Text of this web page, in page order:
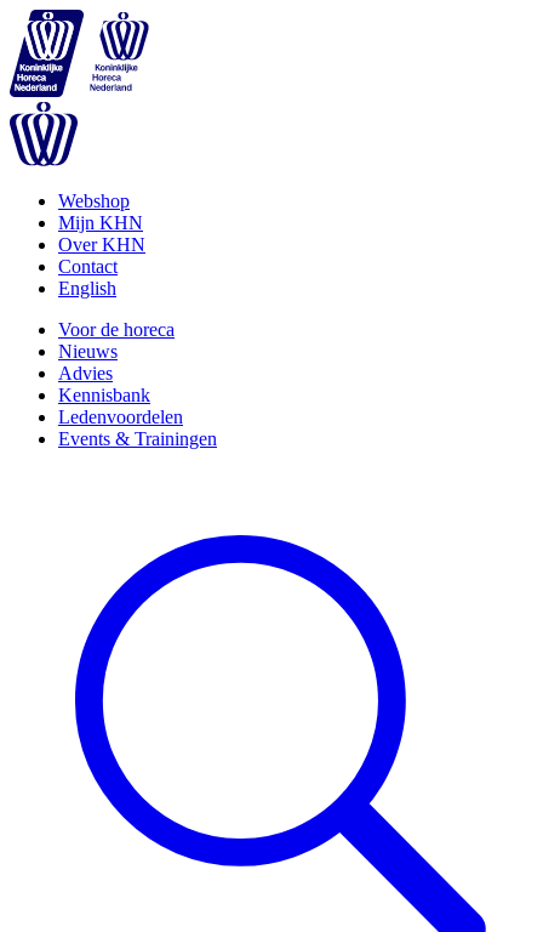
Webshop
Mijn KHN
Over KHN
Contact
English
Voor de horeca
Nieuws
Advies
Kennisbank
Ledenvoordelen
Events & Trainingen